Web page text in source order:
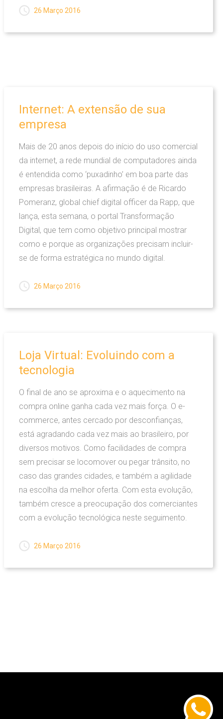
26 Março 2016
Internet: A extensão de sua
empresa
Mais de 20 anos depois do início do uso comercial
da internet, a rede mundial de computadores ainda
é entendida como ‘puxadinho’ em boa parte das
empresas brasileiras. A afirmação é de Ricardo
Pomeranz, global chief digital officer da Rapp, que
lança, esta semana, o portal Transformação
Digital, que tem como objetivo principal mostrar
como e porque as organizações precisam incluir-
se de forma estratégica no mundo digital.
26 Março 2016
Loja Virtual: Evoluindo com a
tecnologia
O final de ano se aproxima e o aquecimento na
compra online ganha cada vez mais força. O e-
commerce, antes cercado por desconfianças,
está agradando cada vez mais ao brasileiro, por
diversos motivos. Como facilidades de compra
sem precisar se locomover ou pegar trânsito, no
caso das grandes cidades, e também a agilidade
na escolha da melhor oferta. Com esta evolução,
também cresce a preocupação dos comerciantes
com a evolução tecnológica neste seguimento.
26 Março 2016